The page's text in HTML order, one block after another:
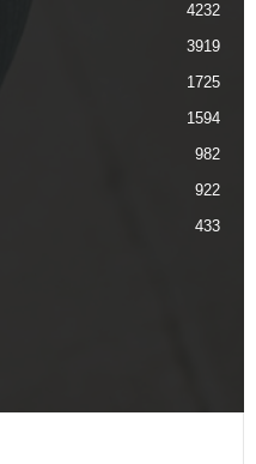
4232
3919
1725
1594
982
922
433